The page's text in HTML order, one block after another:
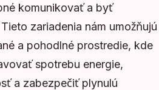
komunikovať a byť
zariadenia nám umožňujú
a pohodlné prostredie, kde
spotrebu energie,
a zabezpečiť plynulú